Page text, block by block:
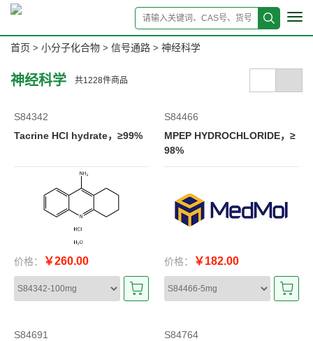
首页 > 小分子化合物 > 信号通路 > 神经科学
神经科学 共1228件商品
S84342
Tacrine HCl hydrate，≥99%
价格： ￥260.00
S84466
MPEP HYDROCHLORIDE，≥
98%
价格： ￥182.00
S84691
S84764